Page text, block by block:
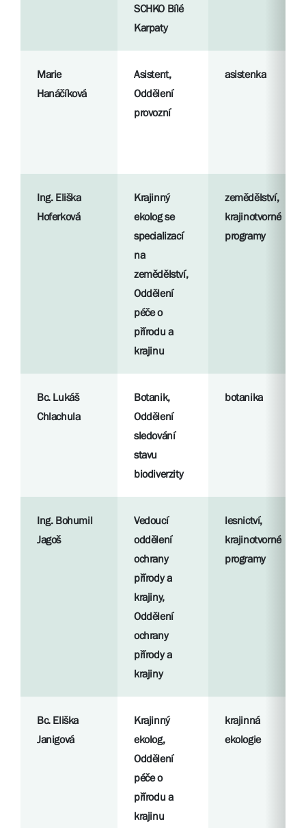
SCHKO Bílé
Karpaty
Marie
Hanáčíková
Asistent,
Oddělení
provozní
asistenka
Ing. Eliška
Hoferková
Krajinný
ekolog se
specializací
na
zemědělství,
Oddělení
péče o
přírodu a
krajinu
zemědělství,
krajinotvorné
programy
Bc. Lukáš
Chlachula
Botanik,
Oddělení
sledování
stavu
biodiverzity
botanika
Ing. Bohumil
Jagoš
Vedoucí
oddělení
ochrany
přírody a
krajiny,
Oddělení
ochrany
přírody a
krajiny
lesnictví,
krajinotvorné
programy
Bc. Eliška
Janigová
Krajinný
ekolog,
Oddělení
péče o
přírodu a
krajinu
krajinná
ekologie